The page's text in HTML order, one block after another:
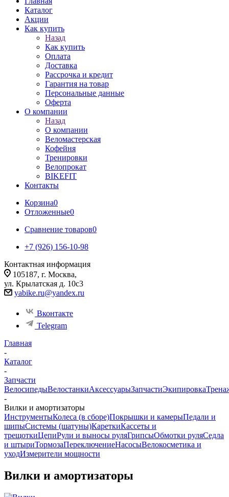
Каталог
Акции
Как купить
Назад
Как купить
Оплата
Доставка
Рассрочка и кредит
Гарантия на товар
Персональные данные
Оферта
О компании
Назад
О компании
Веломастерская
Кофейня
Тренировки
Велопрокат
BIKEFIT
Контакты
Корзина0
Отложенные0
Сравнение товаров0
+7 (926) 156-10-98
Контактная информация
105187, г. Москва,
ул. Крылатская д. 10с3
yabike.ru@yandex.ru
Вконтакте
Telegram
Главная
-
Каталог
-
Запчасти
ВелосипедыВелостанкиАксессуарыЗапчастиЭкипировка
-
Вилки и амортизаторы
ИнструментыКолеса (в сборе)Покрышки и камерыПедали и
шипыСистемы (шатуны)КареткиКассеты и
трещоткиЦепиРули и выносы руляГрипсыОбмотки руляСедла
и штыриТормозаПереключениеНасосыВелокосметика и
уходИзмерители мощности
Вилки и амортизаторы